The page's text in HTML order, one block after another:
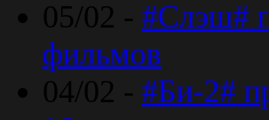
05/02 - #Слэш#
фильмов
04/02 - #Би-2#